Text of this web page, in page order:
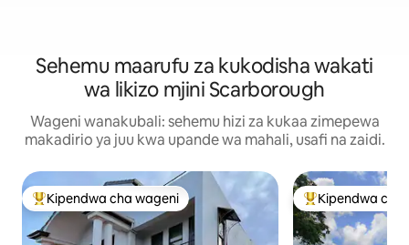
Sehemu maarufu za kukodisha wakati
wa likizo mjini Scarborough
Wageni wanakubali: sehemu hizi za kukaa zimepewa
makadirio ya juu kwa upande wa mahali, usafi na zaidi.
Kipendwa maarufu cha wageni
Kipendwa cha wageni Kipendwa
Kipendwa cha